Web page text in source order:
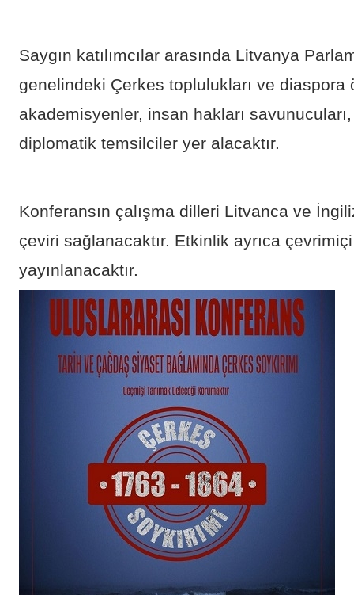
Saygın katılımcılar arasında Litvanya
genelindeki Çerkes toplulukları ve
akademisyenler, insan hakları
diplomatik temsilciler yer alacaktır.
Konferansın çalışma dilleri Litvanca ve
çeviri sağlanacaktır. Etkinlik ayrıca
yayınlanacaktır.